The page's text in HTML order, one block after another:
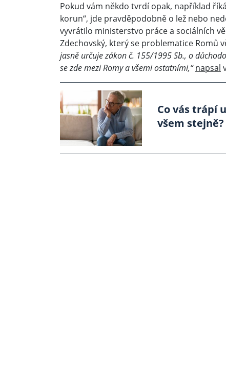
Pokud vám někdo tvrdí opak, například
korun“, jde pravděpodobně o lež nebo
vyvrátilo ministerstvo práce a sociálních
Zdechovský, který se problematice Romů
jasně určuje zákon č. 155/1995 Sb., o
se zde mezi Romy a všemi ostatními,“ napsal
Co vás trápí
všem stejně?